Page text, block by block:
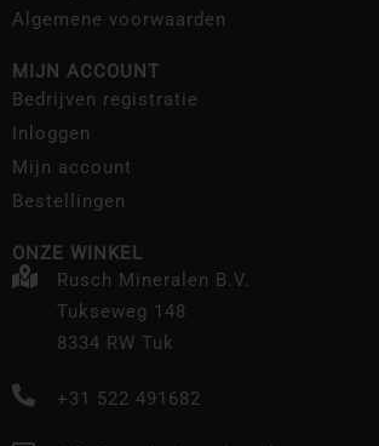
Algemene voorwaarden
MIJN ACCOUNT
Bedrijven registratie
Inloggen
Mijn account
Bestellingen
ONZE WINKEL
Rusch Mineralen B.V.
Tukseweg 148
8334 RW Tuk
+31 522 491682